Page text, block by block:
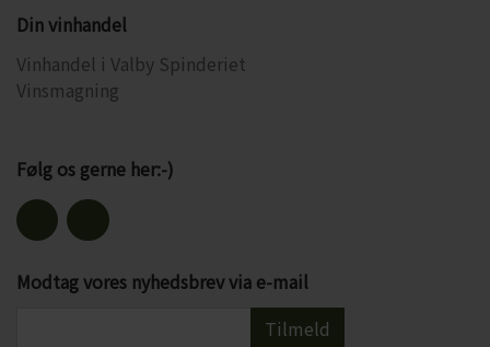
Din vinhandel
Vinhandel i Valby Spinderiet
Vinsmagning
Følg os gerne her:-)
Modtag vores nyhedsbrev via e-mail
Tilmeld